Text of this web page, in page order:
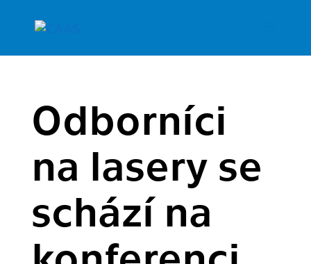
Odborníci
na lasery se
schází na